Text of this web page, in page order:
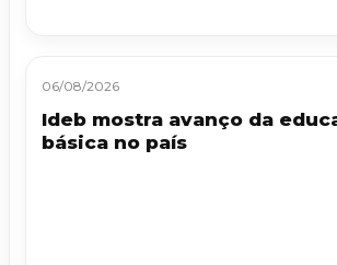
06/08/2026
Ideb mostra avanço da
básica no país